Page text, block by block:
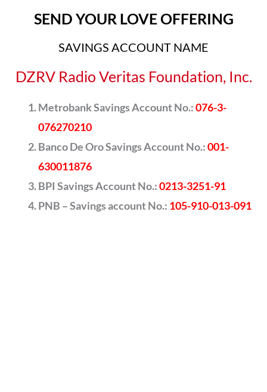
SEND YOUR LOVE OFFERING
SAVINGS ACCOUNT NAME
DZRV Radio Veritas Foundation, Inc.
Metrobank Savings Account No.:076-3-
076270210
Banco De Oro Savings Account No.:001-
630011876
BPI Savings Account No.:0213-3251-91
PNB – Savings account No.: 105-910-013-091